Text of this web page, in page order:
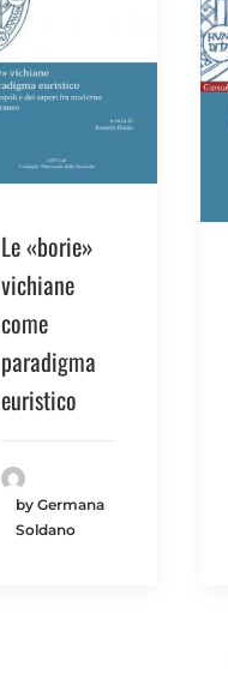
Le «borie»
vichiane
come
paradigma
euristico
by Germana
Soldano